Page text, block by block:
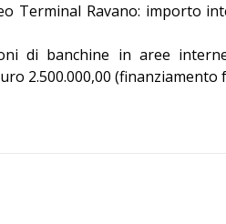
Terminal Ravano: importo
di banchine in aree
2.500.000,00 (finanziamento